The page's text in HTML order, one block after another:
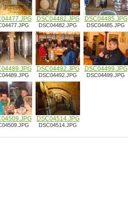
DSC04482.JPG
DSC04482.JPG
DSC04485.JPG
DSC04485.JPG
DSC04492.JPG
DSC04492.JPG
DSC04499.JPG
DSC04499.JPG
DSC04514.JPG
DSC04514.JPG